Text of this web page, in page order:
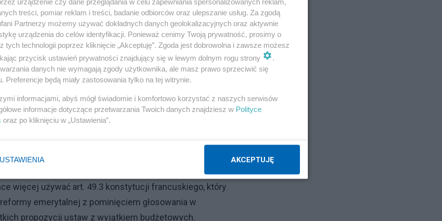
przeciwko kontrowersyjnej reformie emerytalnej,
przez rząd z pominięciem głosowania w
francuskiego.
z konstytucją przez Radę Konstytucyjną.
i argumenty wyjaśniające, dlaczego ta ustawa jest
wykorzystywania kontrowersyjnego
Reklama
więcej używać art. 49.3 konstytucji francuskiego, który
emerytalnej z pominięciem głosowania w
propozycji ustaw z wyjątkiem budżetowych.
treści, pomiar reklam i treści, badanie odbiorców oraz ulepszanie usług. Za zgodą
Partnerzy możemy używać dokładnych danych geolokalizacyjnych oraz aktywnie
urządzenia do celów identyfikacji. Ponieważ cenimy Twoją prywatność, prosimy o
tych technologii poprzez kliknięcie „Akceptuję”. Zgoda jest dobrowolna i zawsze możesz
przycisk ustawień prywatności znajdujący się w lewym dolnym rogu strony
.
danych nie wymagają zgody użytkownika, ale masz prawo sprzeciwić się
Preferencje będą miały zastosowania tylko na tej witrynie.
informacjami, abyś mógł świadomie i komfortowo korzystać z naszych serwisów
informacje dotyczące przetwarzania Twoich danych znajdziesz w Polityce
oraz po kliknięciu w „Ustawienia”.
USTAWIENIA AKCEPTUJĘ